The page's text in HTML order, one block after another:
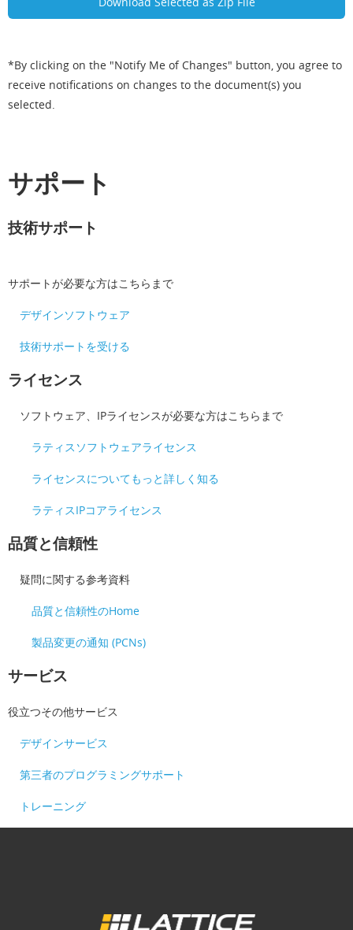
*By clicking on the "Notify Me of Changes" button, you agree to
receive notifications on changes to the document(s) you
selected.
サポート
技術サポート
サポートが必要な方はこちらまで
デザインソフトウェア
技術サポートを受ける
ライセンス
ソフトウェア、IPライセンスが必要な方はこちらまで
ラティスソフトウェアライセンス
ライセンスについてもっと詳しく知る
ラティスIPコアライセンス
品質と信頼性
疑問に関する参考資料
品質と信頼性のHome
製品変更の通知 (PCNs)
サービス
役立つその他サービス
デザインサービス
第三者のプログラミングサポート
トレーニング